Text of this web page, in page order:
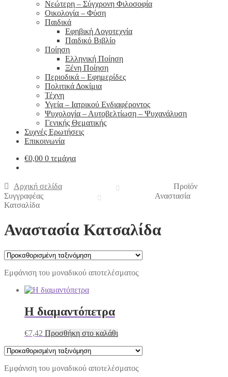
Νεώτερη – Σύγχρονη Φιλοσοφία
Οικολογία – Φύση
Παιδικά
Εφηβική Λογοτεχνία
Παιδικό Βιβλίο
Ποίηση
Ελληνική Ποίηση
Ξένη Ποίηση
Περιοδικά – Εφημερίδες
Πολιτικά Δοκίμια
Τέχνη
Υγεία – Ιατρικού Ενδιαφέροντος
Ψυχολογία – Αυτοβελτίωση – Ψυχανάλυση
Γενικής Θεματικής
Συχνές Ερωτήσεις
Επικοινωνία
€0,00 0 τεμάχια
Αρχική σελίδα
Προϊόν
Συγγραφέας
Αναστασία
Κατσαλίδα
Αναστασία Κατσαλίδα
Εμφάνιση του μοναδικού αποτελέσματος
Η διαμαντόπετρα
€7,42 Προσθήκη στο καλάθι
Εμφάνιση του μοναδικού αποτελέσματος